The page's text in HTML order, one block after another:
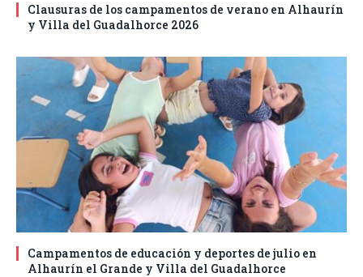
Clausuras de los campamentos de verano en Alhaurín
y Villa del Guadalhorce 2026
Campamentos de educación y deportes de julio en
Alhaurín el Grande y Villa del Guadalhorce